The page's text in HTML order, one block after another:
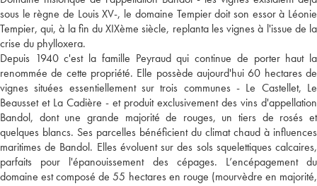
sous le règne de Louis XV-, le domaine Tempier doit son essor à Léonie
Tempier, qui, à la fin du XIXème siècle, replanta les vignes à l'issue de la
crise du phylloxera.
Depuis 1940 c'est la famille Peyraud qui continue de porter haut la
renommée de cette propriété. Elle possède aujourd'hui 60 hectares de
vignes situées essentiellement sur trois communes - Le Castellet, Le
Beausset et La Cadière - et produit exclusivement des vins d'appellation
Bandol, dont une grande majorité de rouges, un tiers de rosés et
quelques blancs. Ses parcelles bénéficient du climat chaud à influences
maritimes de Bandol. Elles évoluent sur des sols squelettiques calcaires,
parfaits pour l'épanouissement des cépages. L’encépagement du
domaine est composé de 55 hectares en rouge (mourvèdre en majorité,